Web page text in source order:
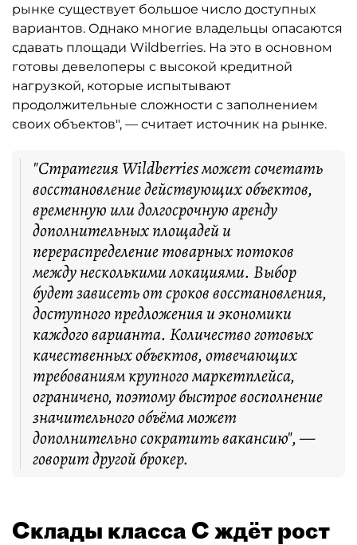
рынке существует большое число доступных
вариантов. Однако многие владельцы опасаются
сдавать площади Wildberries. На это в основном
готовы девелоперы с высокой кредитной
нагрузкой, которые испытывают
продолжительные сложности с заполнением
своих объектов", — считает источник на рынке.
"Стратегия Wildberries может сочетать
восстановление действующих объектов,
временную или долгосрочную аренду
дополнительных площадей и
перераспределение товарных потоков
между несколькими локациями. Выбор
будет зависеть от сроков восстановления,
доступного предложения и экономики
каждого варианта. Количество готовых
качественных объектов, отвечающих
требованиям крупного маркетплейса,
ограничено, поэтому быстрое восполнение
значительного объёма может
дополнительно сократить вакансию", —
говорит другой брокер.
Склады класса С ждёт рост